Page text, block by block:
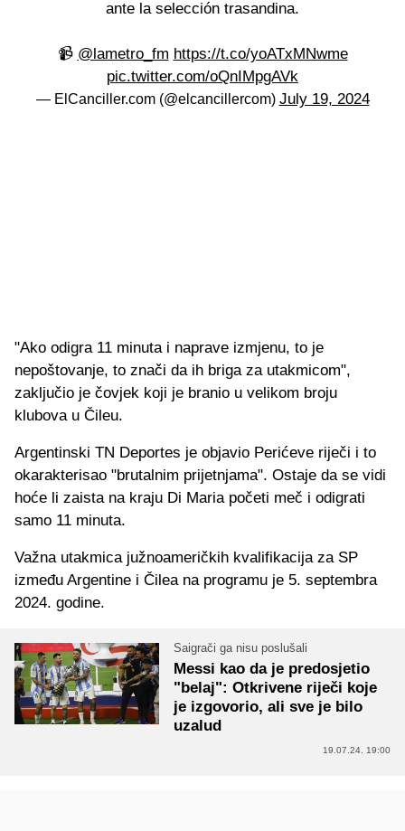
ante la selección trasandina.
📹 @lametro_fm https://t.co/yoATxMNwme
pic.twitter.com/oQnIMpgAVk
— ElCanciller.com (@elcancillercom) July 19, 2024
"Ako odigra 11 minuta i naprave izmjenu, to je
nepoštovanje, to znači da ih briga za utakmicom",
zaključio je čovjek koji je branio u velikom broju
klubova u Čileu.
Argentinski TN Deportes je objavio Perićeve riječi i to
okarakterisao "brutalnim prijetnjama". Ostaje da se vidi
hoće li zaista na kraju Di Maria početi meč i odigrati
samo 11 minuta.
Važna utakmica južnoameričkih kvalifikacija za SP
između Argentine i Čilea na programu je 5. septembra
2024. godine.
Saigrači ga nisu poslušali
Messi kao da je predosjetio
"belaj": Otkrivene riječi koje
je izgovorio, ali sve je bilo
uzalud
19.07.24. 19:00